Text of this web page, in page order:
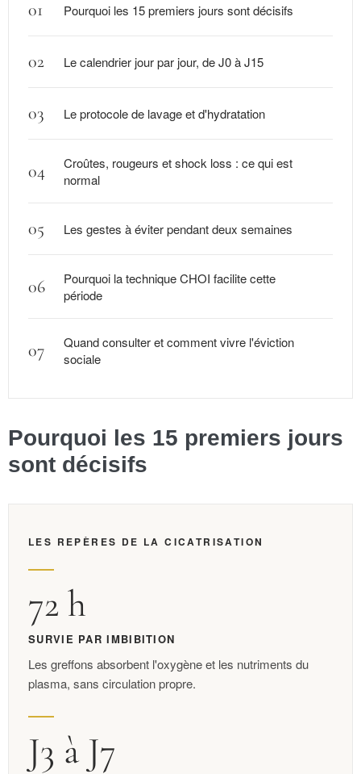
Pourquoi les 15 premiers jours sont décisifs
Le calendrier jour par jour, de J0 à J15
Le protocole de lavage et d'hydratation
Croûtes, rougeurs et shock loss : ce qui est
normal
Les gestes à éviter pendant deux semaines
Pourquoi la technique CHOI facilite cette
période
Quand consulter et comment vivre l'éviction
sociale
Pourquoi les 15 premiers jours
sont décisifs
LES REPÈRES DE LA CICATRISATION
72 h
SURVIE PAR IMBIBITION
Les greffons absorbent l'oxygène et les nutriments du
plasma, sans circulation propre.
J3 à J7